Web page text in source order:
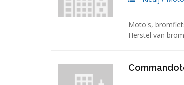
Moto's,
Herstel van